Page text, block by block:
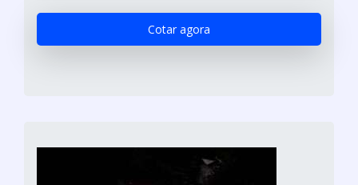
Cotar agora